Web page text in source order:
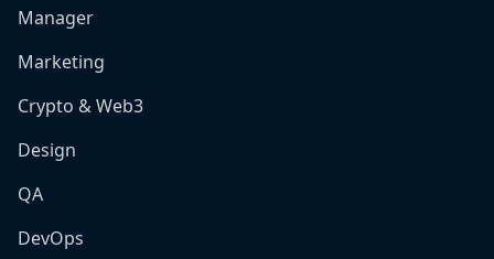
Manager
Marketing
Crypto & Web3
Design
QA
DevOps